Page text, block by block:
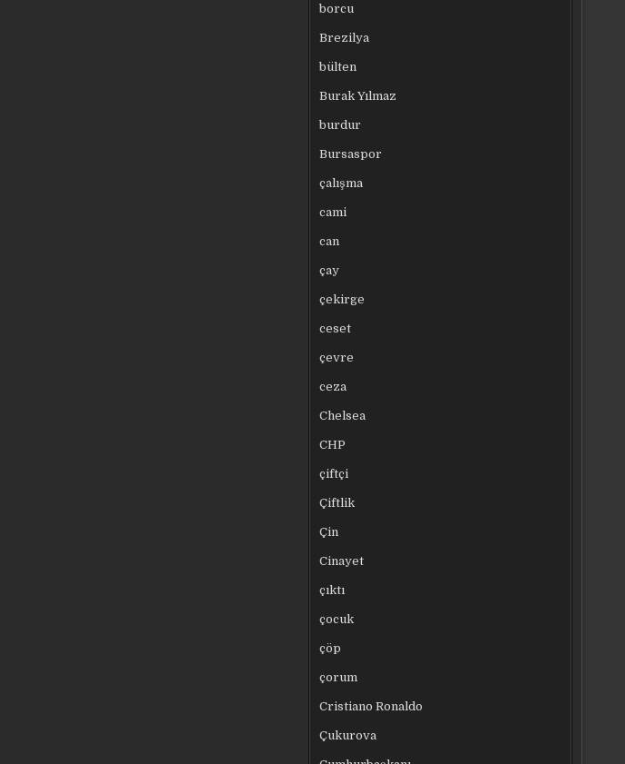
borcu
Brezilya
bülten
Burak Yılmaz
burdur
Bursaspor
çalışma
cami
can
çay
çekirge
ceset
çevre
ceza
Chelsea
CHP
çiftçi
Çiftlik
Çin
Cinayet
çıktı
çocuk
çöp
çorum
Cristiano Ronaldo
Çukurova